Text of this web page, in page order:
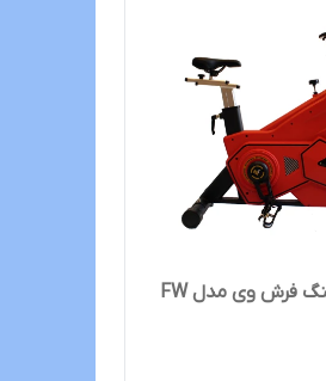
دوچرخه اسپینینگ فرش وی مدل FW